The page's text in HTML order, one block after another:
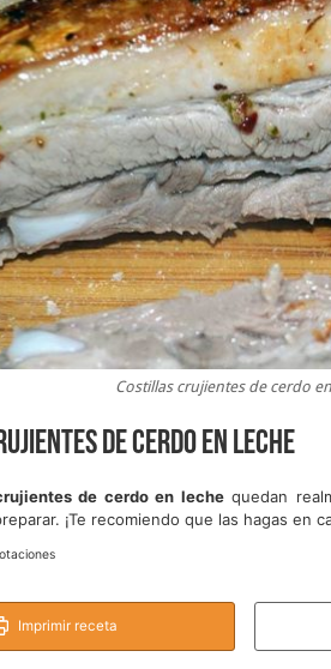
Costillas crujientes de cerdo
de cerdo en leche
de cerdo en lechequedan
¡Te recomiendo que las hagas en
Imprimir receta